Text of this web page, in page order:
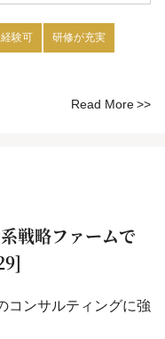
験可 研修が充実
Read More
戦略ファームで
コンサルティングに強